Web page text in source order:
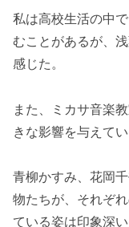
私は高校生活の中
むことがあるが、
感じた。
また、ミカサ音楽
きな影響を与えてい
青柳かすみ、花岡
物たちが、それぞ
ている姿は印象深い